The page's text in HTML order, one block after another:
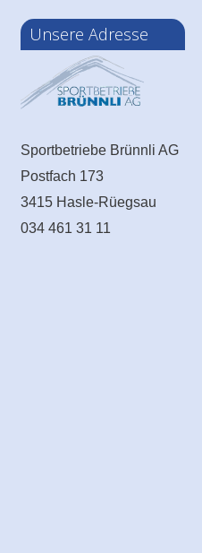
Unsere Adresse
Sportbetriebe Brünnli AG
Postfach 173
3415 Hasle-Rüegsau
034 461 31 11